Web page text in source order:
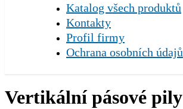
Katalog všech produktů
Kontakty
Profil firmy
Ochrana osobních údajů
Vertikální pásové pily